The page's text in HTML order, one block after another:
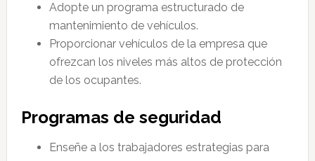
Adopte un programa estructurado de
mantenimiento de vehículos.
Proporcionar vehículos de la empresa que
ofrezcan los niveles más altos de protección
de los ocupantes.
Programas de seguridad
Enseñe a los trabajadores estrategias para